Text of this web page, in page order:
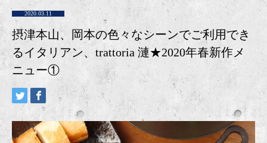
2020.03.11
摂津本山、岡本の色々なシーンでご利用でき
るイタリアン、trattoria 漣★2020年春新作メ
ニュー①